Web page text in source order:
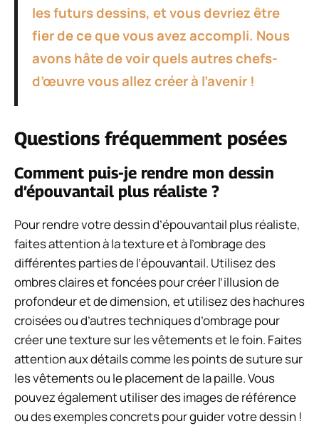
les futurs dessins, et vous devriez être
fier de ce que vous avez accompli. Nous
avons hâte de voir quels autres chefs-
d’œuvre vous allez créer à l’avenir !
Questions fréquemment posées
Comment puis-je rendre mon dessin
d’épouvantail plus réaliste ?
Pour rendre votre dessin d’épouvantail plus réaliste,
faites attention à la texture et à l’ombrage des
différentes parties de l’épouvantail. Utilisez des
ombres claires et foncées pour créer l’illusion de
profondeur et de dimension, et utilisez des hachures
croisées ou d’autres techniques d’ombrage pour
créer une texture sur les vêtements et le foin. Faites
attention aux détails comme les points de suture sur
les vêtements ou le placement de la paille. Vous
pouvez également utiliser des images de référence
ou des exemples concrets pour guider votre dessin !